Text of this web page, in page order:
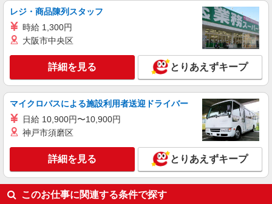
+゜・。○。・゜+゜・。○。・゜+゜ 入社祝い金10
万円支給(規定有) お友達を紹介頂くと, インセンテ
有）★ ゜・。○。・゜+゜・。○。・゜+゜
愛知県豊川市の家電量販店
キープ 詳細を見る
紹介予定派遣
【au】の携帯販売スタッフ
時給1400円〜1500円（経験・能力による） ※
残業代支給 ★交通費別途支給（規定あり） ゜
+゜・。○。・゜+゜・。○。・゜+゜ 入社祝い金10
ィブ支給(規定有) ★月2回払い・週払い可能（規程
有）★ ゜・。○。・゜+゜・。○。・゜+゜
キープ 詳細を見る
レジ・商品陳列スタッフ
時給 1,300円
大阪市中央区
詳細を見る とりあえずキープ
マイクロバスによる施設利用者送迎ドライバー
日給 10,900円〜10,900円
神戸市須磨区
詳細を見る とりあえずキープ
このお仕事に関連する条件で探す